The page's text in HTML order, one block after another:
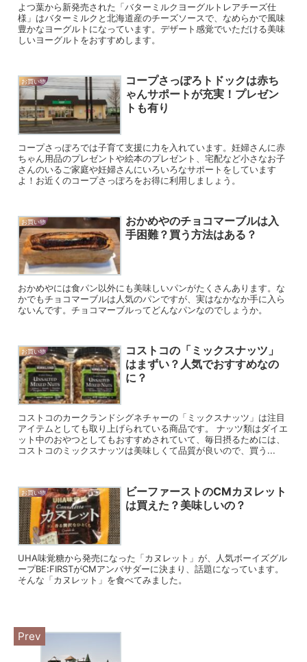
よつ葉から新発売された「バターミルクヨーグルトレアチーズ仕
様」はバターミルクと北海道産のチーズソースで、なめらかで風味
豊かなヨーグルトになっています。デザート感覚でいただける美味
しいヨーグルトをおすすめします。
お買い物
コープさっぽろトドックは赤ち
ゃんサポートが充実！プレゼン
トも有り
コープさっぽろでは子育て支援に力を入れています。妊婦さんに赤
ちゃん用品のプレゼントや絵本のプレゼント、宅配など小さなお子
さんのいるご家庭や妊婦さんにいろいろなサポートをしています
よ！お近くのコープさっぽろをお得に利用しましょう。
お買い物
おかめやのチョコマーブルは入
手困難？買う方法はある？
おかめやには食パン以外にも美味しいパンがたくさんあります。な
かでもチョコマーブルは人気のパンですが、実はなかなか手に入ら
ないんです。チョコマーブルってどんなパンなのでしょうか。
お買い物
コストコの「ミックスナッツ」
はまずい？人気でおすすめなの
に？
コストコのカークランドシグネチャーの「ミックスナッツ」は注目
アイテムとしても取り上げられている商品です。 ナッツ類はダイエ
ット中のおやつとしてもおすすめされていて、毎日摂るためには、
コストコのミックスナッツは美味しくて品質が良いので、買う...
お買い物
ビーファーストのCMカヌレット
は買えた？美味しいの？
UHA味覚糖から発売になった「カヌレット」が、人気ボーイズグル
ープBE:FIRSTがCMアンバサダーに決まり、話題になっています。
そんな「カヌレット」を食べてみました。